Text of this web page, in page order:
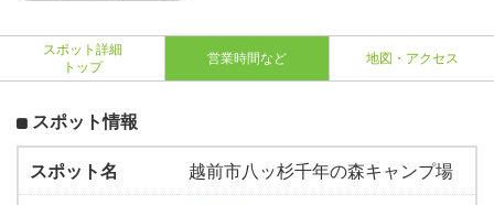
スポット詳細
トップ
営業時間など 地図・アクセス
スポット情報
スポット名
越前市八ッ杉千年の森キャンプ場